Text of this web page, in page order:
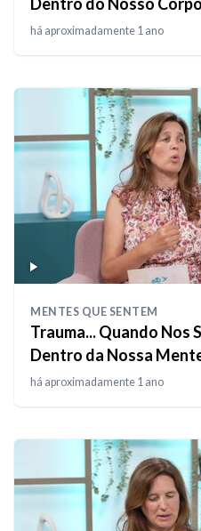
há aproximadamente 1 ano
MENTES QUE SENTEM
Trauma... Quando Nos
Dentro da Nossa
há aproximadamente 1 ano